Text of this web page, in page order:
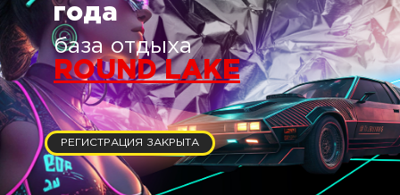
года
база отдыха
ROUND LAKE
РЕГИСТРАЦИЯ ЗАКРЫТА